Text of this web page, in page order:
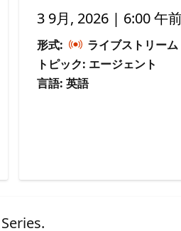
3 9月, 2026 | 6:00 午
形式:
ライブストリーム
トピック: エージェント
言語: 英語